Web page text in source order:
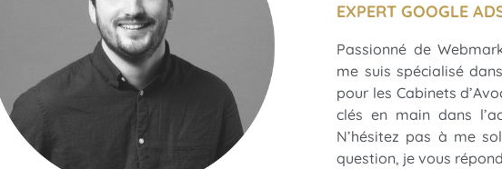
EXPERT GOOGLE
Passionné de
me suis spécialisé
pour les Cabinets
clés en main dans
N’hésitez pas à me
question, je vous